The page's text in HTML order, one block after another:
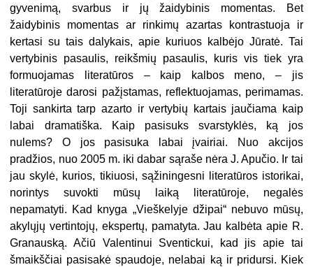
gyvenimą, svarbus ir jų žaidybinis momentas. Bet
žaidybinis momentas ar rinkimų azartas kontrastuoja ir
kertasi su tais dalykais, apie kuriuos kalbėjo Jūratė. Tai
vertybinis pasaulis, reikšmių pasaulis, kuris vis tiek yra
formuojamas literatūros – kaip kalbos meno, – jis
literatūroje darosi pažįstamas, reflektuojamas, perimamas.
Toji sankirta tarp azarto ir vertybių kartais jaučiama kaip
labai dramatiška. Kaip pasisuks svarstyklės, ką jos
nulems? O jos pasisuka labai įvairiai. Nuo akcijos
pradžios, nuo 2005 m. iki dabar sąraše nėra J. Apučio. Ir tai
jau skylė, kurios, tikiuosi, sąžiningesni literatūros istorikai,
norintys suvokti mūsų laiką literatūroje, negalės
nepamatyti. Kad knyga „Vieškelyje džipai“ nebuvo mūsų,
akylųjų vertintojų, ekspertų, pamatyta. Jau kalbėta apie R.
Granauską. Ačiū Valentinui Sventickui, kad jis apie tai
šmaikščiai pasisakė spaudoje, nelabai ką ir pridursi. Kiek